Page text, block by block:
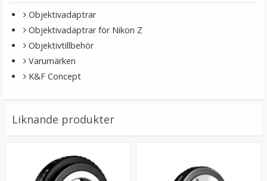
JJC Objektivlock vridbart för Canon PowerShot V10
Objektivadaptrar
Objektivadaptrar för Nikon Z
Objektivtillbehör
Varumärken
K&F Concept
Liknande produkter